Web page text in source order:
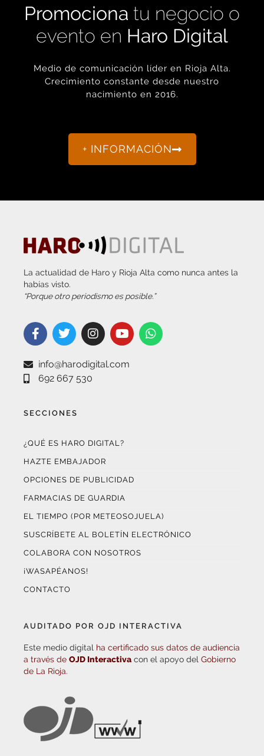
Promociona tu negocio o
evento en Haro Digital
Medio de comunicación líder en Rioja Alta.
Crecimiento constante desde nuestro
nacimiento en 2016.
+ INFORMACIÓN
La actualidad de Haro y Rioja Alta como nunca antes la
habías visto.
“Porque otro periodismo es posible.”
info@harodigital.com
692 667 530
SECCIONES
¿QUÉ ES HARO DIGITAL?
HAZTE EMBAJADOR
OPCIONES DE PUBLICIDAD
FARMACIAS DE GUARDIA
EL TIEMPO (POR METEOSOJUELA)
SUSCRÍBETE AL BOLETÍN ELECTRÓNICO
COLABORA CON NOSOTROS
¡WASAPÉANOS!
CONTACTO
AUDITADO POR OJD INTERACTIVA
Este medio digital ha certificado sus datos de audiencia
a través de OJD Interactiva con el apoyo del Gobierno
de La Rioja.